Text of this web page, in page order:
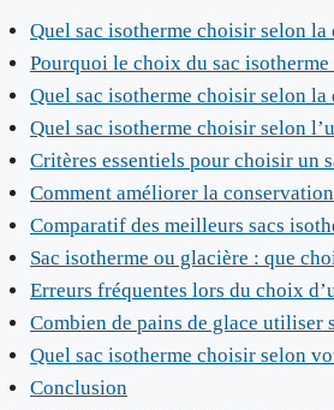
Quel sac isotherme choisir selon la
Pourquoi le choix du sac
Quel sac isotherme choisir selon la
Quel sac isotherme choisir selon
Critères essentiels pour choisir un
Comment améliorer la
Comparatif des meilleurs sacs
Sac isotherme ou glacière : que
Erreurs fréquentes lors du choix
Combien de pains de glace utiliser
Quel sac isotherme choisir selon
Conclusion